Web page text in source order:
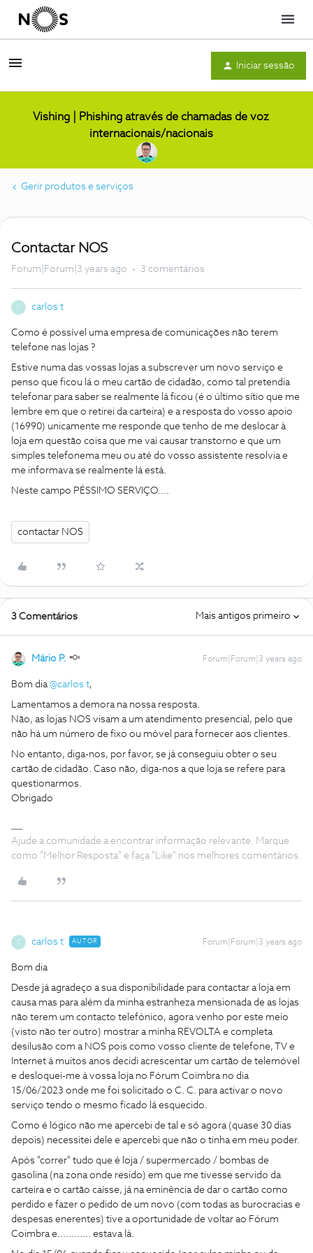
Menu
Iniciar sessão
Vishing | Phishing através de chamadas de voz
internacionais/nacionais
Gerir produtos e serviços
Contactar NOS
Forum|Forum|3 years ago 3 comentários
C carlos t
Como é possível uma empresa de comunicações não terem
telefone nas lojas ?
Estive numa das vossas lojas a subscrever um novo serviço e
penso que ficou lá o meu cartão de cidadão, como tal pretendia
telefonar para saber se realmente lá ficou (é o último sítio que me
lembre em que o retirei da carteira) e a resposta do vosso apoio
(16990) unicamente me responde que tenho de me deslocar à
loja em questão coisa que me vai causar transtorno e que um
simples telefonema meu ou até do vosso assistente resolvia e
me informava se realmente lá está.
Neste campo PÉSSIMO SERVIÇO....
contactar NOS
3 Comentários Mais antigos primeiro
Mário P. Forum|Forum|3 years ago
Bom dia@carlos t,
Lamentamos a demora na nossa resposta.
Não, as lojas NOS visam a um atendimento presencial, pelo que
não há um número de fixo ou móvel para fornecer aos clientes.
No entanto, diga-nos, por favor, se já conseguiu obter o seu
cartão de cidadão. Caso não, diga-nos a que loja se refere para
questionarmos.
Obrigado
Ajude a comunidade a encontrar informação relevante. Marque
como "Melhor Resposta" e faça "Like" nos melhores comentários.
C carlos t AUTOR Forum|Forum|3 years ago
Bom dia
Desde já agradeço a sua disponibilidade para contactar a loja em
causa mas para além da minha estranheza mensionada de as lojas
não terem um contacto telefónico, agora venho por este meio
(visto não ter outro) mostrar a minha REVOLTA e completa
desilusão com a NOS pois como vosso cliente de telefone, TV e
Internet á muitos anos decidi acrescentar um cartão de telemóvel
e desloquei-me à vossa loja no Fórum Coimbra no dia
15/06/2023 onde me foi solicitado o C. C. para activar o novo
serviço tendo o mesmo ficado lá esquecido.
Como é lógico não me apercebi de tal e só agora (quase 30 dias
depois) necessitei dele e apercebi que não o tinha em meu poder.
Após "correr" tudo que é loja / supermercado / bombas de
gasolina (na zona onde resido) em que me tivesse servido da
carteira e o cartão caísse, já na eminência de dar o cartão como
perdido e fazer o pedido de um novo (com todas as burocracias e
despesas enerentes) tive a oportunidade de voltar ao Fórum
Coimbra e............ estava lá.